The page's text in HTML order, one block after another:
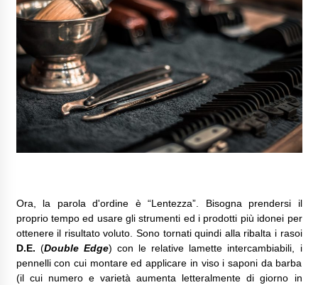
Ora, la parola d'ordine è “Lentezza”. Bisogna prendersi il
proprio tempo ed usare gli strumenti ed i prodotti più idonei per
ottenere il risultato voluto. Sono tornati quindi alla ribalta i rasoi
D.E. (Double Edge) con le relative lamette intercambiabili, i
pennelli con cui montare ed applicare in viso i saponi da barba
(il cui numero e varietà aumenta letteralmente di giorno in